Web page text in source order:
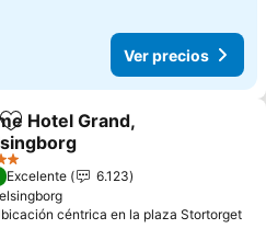
Ver precios
Agregar a favoritos
Hotel Grand,
Excelente
6.123
céntrica en la plaza Stortorget